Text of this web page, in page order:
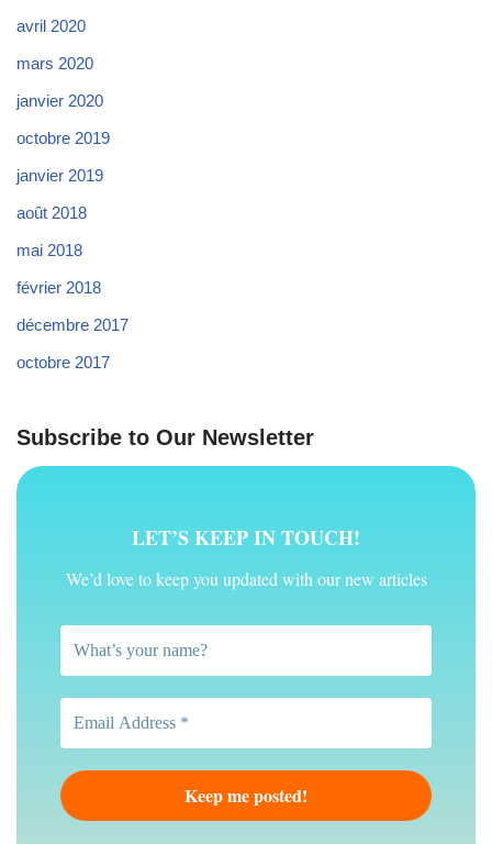
avril 2020
mars 2020
janvier 2020
octobre 2019
janvier 2019
août 2018
mai 2018
février 2018
décembre 2017
octobre 2017
Subscribe to Our Newsletter
LET’S KEEP IN TOUCH!
We’d love to keep you updated with our new articles